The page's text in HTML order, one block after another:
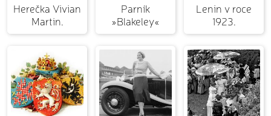
Herečka Vivian
Martin.
Parník
»Blakeley«
Lenin v roce
1923.